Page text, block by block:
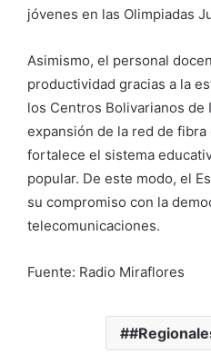
jóvenes en las Olimpiadas
Asimismo, el personal
productividad gracias a la
los Centros Bolivarianos de
expansión de la red de
fortalece el sistema
popular. De este modo, el
su compromiso con la
telecomunicaciones.
Fuente: Radio Miraflores